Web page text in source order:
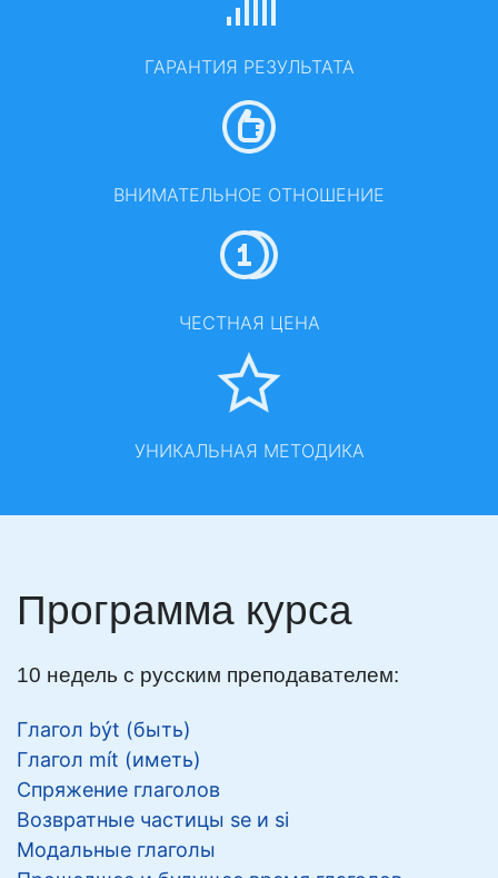
ГАРАНТИЯ РЕЗУЛЬТАТА
ВНИМАТЕЛЬНОЕ ОТНОШЕНИЕ
ЧЕСТНАЯ ЦЕНА
УНИКАЛЬНАЯ МЕТОДИКА
Программа курса
10 недель с русским преподавателем:
Глагол být (быть)
Глагол mít (иметь)
Спряжение глаголов
Возвратные частицы se и si
Модальные глаголы